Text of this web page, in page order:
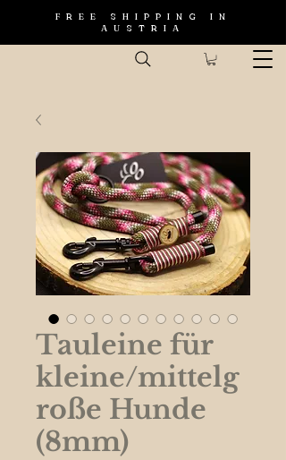
FREE SHIPPING IN
AUSTRIA
Tauleine für
kleine/mittelg
roße Hunde
(8mm)